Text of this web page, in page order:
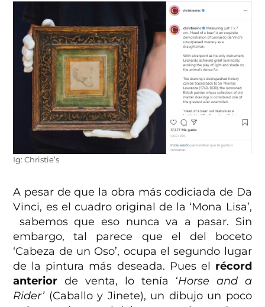
Ig: Christie’s
A pesar de que la obra más codiciada de Da
Vinci, es el cuadro original de la ‘Mona Lisa’,
sabemos que eso nunca va a pasar. Sin
embargo, tal parece que el del boceto
‘Cabeza de un Oso’, ocupa el segundo lugar
de la pintura más deseada. Pues el récord
anterior de venta, lo tenía ‘Horse and a
Rider’(Caballo y Jinete), un dibujo un poco